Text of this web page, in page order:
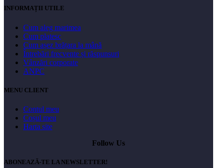
INFORMAȚII UTILE
Cum aleg marimea
Cum platesc
Cum așez brățara la mână
Întrebări frecvente și răspunsuri
Vânzări corporate
ANPC
MENU CLIENT
Contul meu
Coșul meu
Harta site
Follow Us
ABONEAZĂ-TE LA NEWSLETTER!